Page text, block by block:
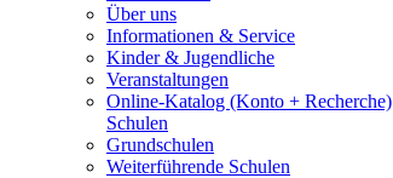
Über uns
Informationen & Service
Kinder & Jugendliche
Veranstaltungen
Online-Katalog (Konto + Recherche)
Schulen
Grundschulen
Weiterführende Schulen